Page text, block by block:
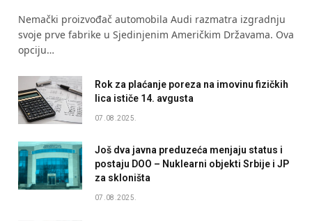
Nemački proizvođač automobila Audi razmatra izgradnju
svoje prve fabrike u Sjedinjenim Američkim Državama. Ova
opciju…
Rok za plaćanje poreza na imovinu fizičkih
lica ističe 14. avgusta
07.08.2025.
Još dva javna preduzeća menjaju status i
postaju DOO – Nuklearni objekti Srbije i JP
za skloništa
07.08.2025.